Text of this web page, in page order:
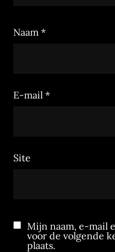
Naam*
E-mail*
Site
Mijn naam, e-mail
voor de volgende
plaats.